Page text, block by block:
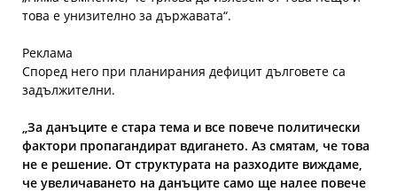
това е унизително за държавата“.
Реклама
Според него при планирания дефицит дълговете са
задължителни.
„За данъците е стара тема и все повече политически
фактори пропагандират вдигането. Аз смятам, че това
не е решение. От структурата на разходите виждаме,
че увеличаването на данъците само ще налее повече